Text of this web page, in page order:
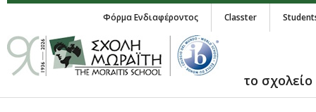
Φόρμα Ενδιαφέροντος Classter
το σχολείο